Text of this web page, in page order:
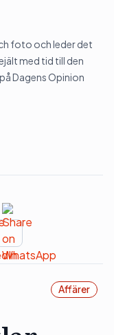
foto och leder det
med tid till den
Dagens Opinion
Affärer